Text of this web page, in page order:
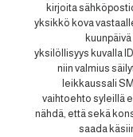
kirjoita
yksikkö kova
yksilöllisyys kuvalla
niin valmius
leikkaussali
vaihtoehto syleillä
nähdä, että sekä
saada